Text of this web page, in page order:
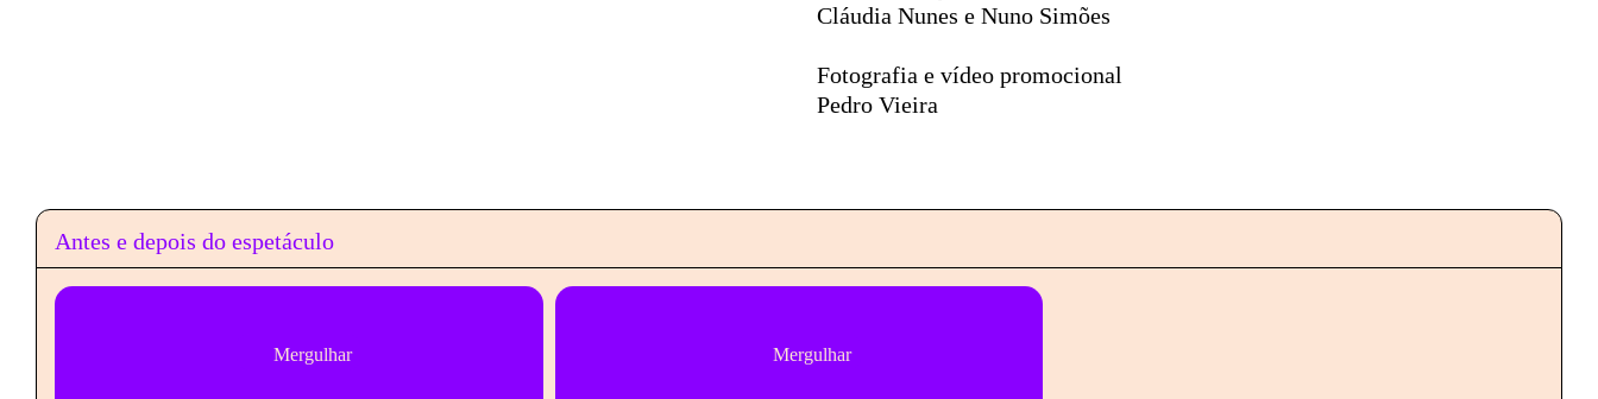
Cláudia Nunes e Nuno Simões
Fotografia e vídeo promocional
Pedro Vieira
Antes e depois do espetáculo
Mergulhar Mergulhar